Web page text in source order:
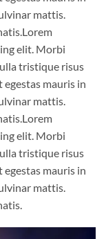
mattis.
elit. Morbi
tristique risus
mauris in
mattis.
elit. Morbi
tristique risus
mauris in
mattis.